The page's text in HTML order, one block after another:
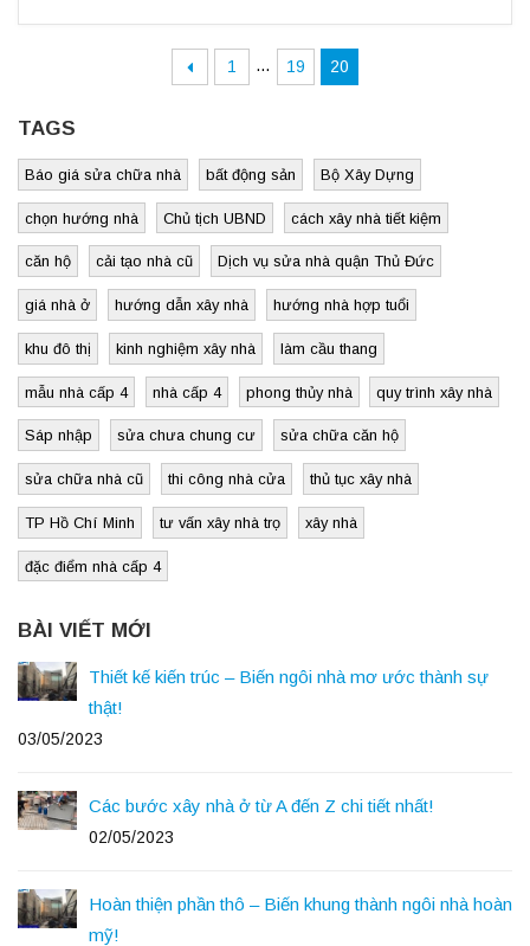
1 … 19 20
TAGS
Báo giá sửa chữa nhà bất động sản Bộ Xây Dựng
chọn hướng nhà Chủ tịch UBND cách xây nhà tiết kiệm
căn hộ cải tạo nhà cũ Dịch vụ sửa nhà quận Thủ Đức
giá nhà ở hướng dẫn xây nhà hướng nhà hợp tuổi
khu đô thị kinh nghiệm xây nhà làm cầu thang
mẫu nhà cấp 4 nhà cấp 4 phong thủy nhà quy trình xây nhà
Sáp nhập sửa chưa chung cư sửa chữa căn hộ
sửa chữa nhà cũ thi công nhà cửa thủ tục xây nhà
TP Hồ Chí Minh tư vấn xây nhà trọ xây nhà
đặc điểm nhà cấp 4
BÀI VIẾT MỚI
Thiết kế kiến trúc – Biến ngôi nhà mơ ước thành sự
thật!
03/05/2023
Các bước xây nhà ở từ A đến Z chi tiết nhất!
02/05/2023
Hoàn thiện phần thô – Biến khung thành ngôi nhà hoàn
mỹ!